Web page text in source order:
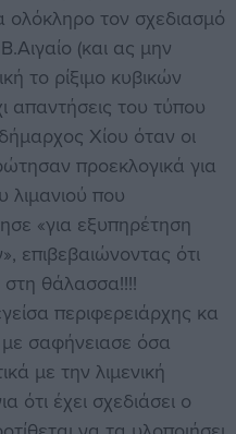
ολόκληρο τον σχεδιασμό
(και ας μην
το ρίξιμο κυβικών
απαντήσεις του τύπου
Χίου όταν οι
προεκλογικά για
λιμανιού που
«για εξυπηρέτηση
επιβεβαιώνοντας ότι
στη θάλασσα!!!!
περιφερειάρχης κα
σαφήνειασε όσα
με την λιμενική
ότι έχει σχεδιάσει ο